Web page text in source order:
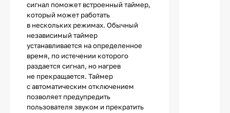
сигнал поможет встроенный таймер,
который может работать
в нескольких режимах. Обычный
независимый таймер
устанавливается на определенное
время, по истечении которого
раздается сигнал, но нагрев
не прекращается. Таймер
с автоматическим отключением
позволяет предупредить
пользователя звуком и прекратить